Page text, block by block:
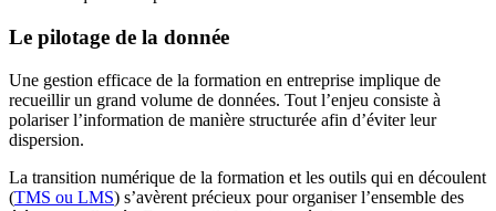
Le pilotage de la donnée
Une gestion efficace de la formation en entreprise implique de
recueillir un grand volume de données. Tout l’enjeu consiste à
polariser l’information de manière structurée afin d’éviter leur
dispersion.
La transition numérique de la formation et les outils qui en découlent
(TMS ou LMS) s’avèrent précieux pour organiser l’ensemble des